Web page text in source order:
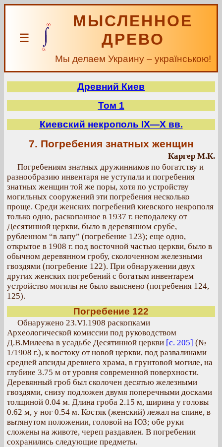
☰
МЫСЛЕННОЕ
ДРЕВО
Мы делаем Украину – українською!
Древний Киев
Том 1
Киевский некрополь IX—Х вв.
7. Погребения знатных женщин
Каргер М.К.
Погребениям знатных дружинников по богатству и
разнообразию инвентаря не уступали и погребения
знатных женщин той же поры, хотя по устройству
могильных сооружений эти погребения несколько
проще. Среди женских погребений киевского некрополя
только одно, раскопанное в 1937 г. неподалеку от
Десятинной церкви, было в деревянном срубе,
рубленном “в лапу” (погребение 123); еще одно,
открытое в 1908 г. под восточной частью церкви, было в
обычном деревянном гробу, сколоченном железными
гвоздями (погребение 122). При обнаружении двух
других женских погребений с богатым инвентарем
устройство могилы не было выяснено (погребения 124,
125).
Погребение 122
Обнаружено 23.VI.1908 раскопками
Археологической комиссии под руководством
Д.В.Милеева в усадьбе Десятинной церкви [с. 205] (№
1/1908 г.), к востоку от новой церкви, под развалинами
средней апсиды древнего храма, в грунтовой могиле, на
глубине 3.75 м от уровня современной поверхности.
Деревянный гроб был сколочен десятью железными
гвоздями, снизу подложен двумя поперечными досками
толщиной 0.04 м. Длина гроба 2.15 м, ширина у головы
0.62 м, у ног 0.54 м. Костяк (женский) лежал на спине, в
вытянутом положении, головой на ЮЗ; обе руки
сложены на животе, череп раздавлен. В погребении
сохранились следующие предметы.